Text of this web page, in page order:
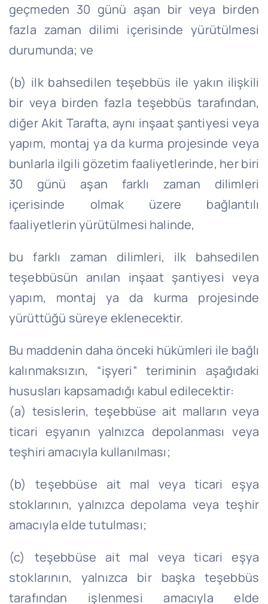
geçmeden 30 günü aşan bir veya birden
fazla zaman dilimi içerisinde yürütülmesi
durumunda; ve
(b) ilk bahsedilen teşebbüs ile yakın ilişkili
bir veya birden fazla teşebbüs tarafından,
diğer Akit Tarafta, aynı inşaat şantiyesi veya
yapım, montaj ya da kurma projesinde veya
bunlarla ilgili gözetim faaliyetlerinde, her biri
30 günü aşan farklı zaman dilimleri
içerisinde olmak üzere bağlantılı
faaliyetlerin yürütülmesi halinde,
bu farklı zaman dilimleri, ilk bahsedilen
teşebbüsün anılan inşaat şantiyesi veya
yapım, montaj ya da kurma projesinde
yürüttüğü süreye eklenecektir.
Bu maddenin daha önceki hükümleri ile bağlı
kalınmaksızın, “işyeri” teriminin aşağıdaki
hususları kapsamadığı kabul edilecektir:
(a) tesislerin, teşebbüse ait malların veya
ticari eşyanın yalnızca depolanması veya
teşhiri amacıyla kullanılması;
(b) teşebbüse ait mal veya ticari eşya
stoklarının, yalnızca depolama veya teşhir
amacıyla elde tutulması;
(c) teşebbüse ait mal veya ticari eşya
stoklarının, yalnızca bir başka teşebbüs
tarafından işlenmesi amacıyla elde